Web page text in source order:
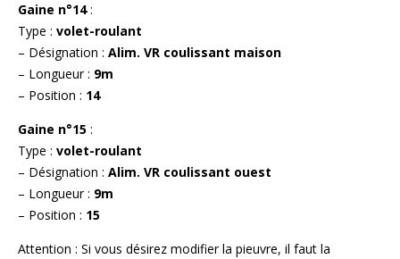
Gaine n°14:
Type : volet-roulant
– Désignation : Alim. VR coulissant maison
– Longueur : 9m
– Position : 14
Gaine n°15 :
Type : volet-roulant
– Désignation : Alim. VR coulissant ouest
– Longueur : 9m
– Position : 15
Attention : Si vous désirez modifier la pieuvre, il faut la